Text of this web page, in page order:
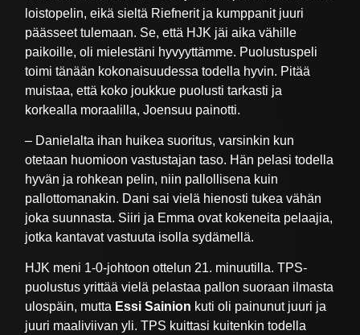
loistopelin, eikä sieltä Riefnerit ja kumppanit juuri
päässeet tulemaan. Se, että HJK jäi aika vähille
paikoille, oli mielestäni hyvyyttämme. Puolustuspeli
toimi tänään kokonaisuudessa todella hyvin. Pitää
muistaa, että koko joukkue puolusti tarkasti ja
korkealla moraalilla, Joensuu painotti.
– Danielalta ihan huikea suoritus, varsinkin kun
otetaan huomioon vastustajan taso. Hän pelasi todella
hyvän ja rohkean pelin, niin pallollisena kuin
pallottomanakin. Dani sai vielä hienosti tukea vähän
joka suunnasta. Siiri ja Emma ovat kokeneita pelaajia,
jotka kantavat vastuuta isolla sydämellä.
HJK meni 1-0-johtoon ottelun 21. minuutilla. TPS-
puolustus yrittää vielä pelastaa pallon suoraan ilmasta
ulospäin, mutta Essi Sainion kuti oli painunut juuri ja
juuri maaliviivan yli. TPS kuittasi kuitenkin todella